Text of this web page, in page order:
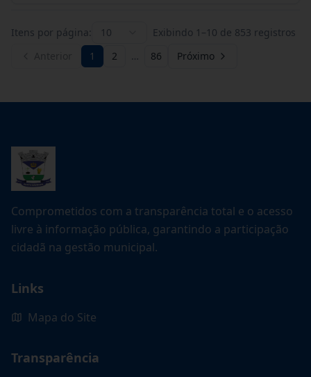
Itens por página: 10 Exibindo 1 –10 de 853 registros
1 2 … 86 Próximo
Comprometidos com a transparência total e o acesso
livre à informação pública, garantindo a participação
cidadã na gestão municipal.
Links
Mapa do Site
Transparência